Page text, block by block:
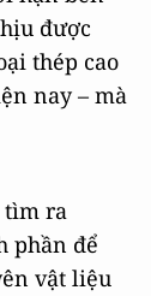
được
thép cao
nay – mà
tìm ra
phần để
vật liệu